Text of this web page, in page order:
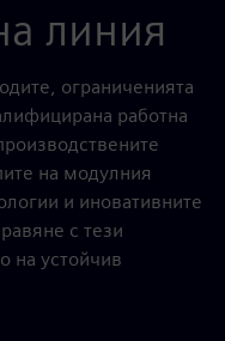
линия
ограниченията
работна
на модулния
и иновативните
с тези
на устойчив